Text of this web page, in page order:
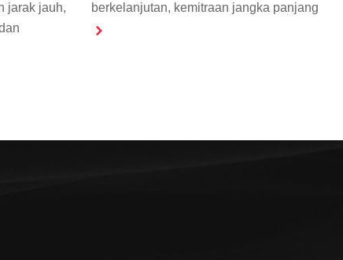
jarak jauh,
berkelanjutan, kemitraan jangka panjang